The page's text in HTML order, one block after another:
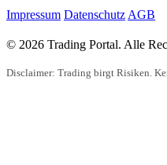
Impressum Datenschutz AGB
© 2026 Trading Portal. Alle
Disclaimer: Trading birgt Risiken.